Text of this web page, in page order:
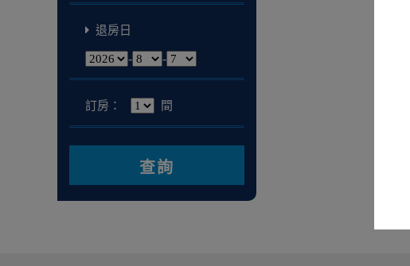
退房日
- -
訂房： 間